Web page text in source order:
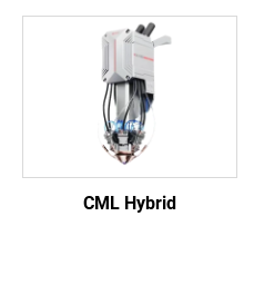
CML Hybrid